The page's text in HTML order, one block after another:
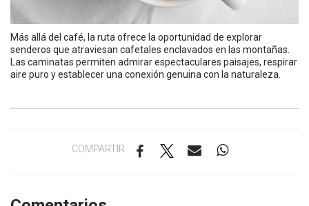
Más allá del café, la ruta ofrece la oportunidad de explorar
senderos que atraviesan cafetales enclavados en las montañas.
Las caminatas permiten admirar espectaculares paisajes, respirar
aire puro y establecer una conexión genuina con la naturaleza.
COMPARTIR